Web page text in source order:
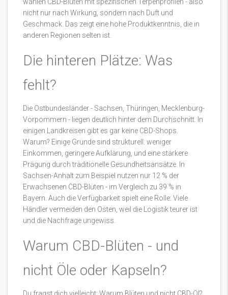
nicht nur nach Wirkung, sondern nach Duft und
Geschmack. Das zeigt eine hohe Produktkenntnis, die in
anderen Regionen selten ist.
Die hinteren Plätze: Was
fehlt?
Die Ostbundesländer - Sachsen, Thüringen, Mecklenburg-
Vorpommern - liegen deutlich hinter dem Durchschnitt. In
einigen Landkreisen gibt es gar keine CBD-Shops.
Warum? Einige Gründe sind strukturell: weniger
Einkommen, geringere Aufklärung, und eine stärkere
Prägung durch traditionelle Gesundheitsansätze. In
Sachsen-Anhalt zum Beispiel nutzen nur 12 % der
Erwachsenen CBD-Blüten - im Vergleich zu 39 % in
Bayern. Auch die Verfügbarkeit spielt eine Rolle: Viele
Händler vermeiden den Osten, weil die Logistik teurer ist
und die Nachfrage ungewiss.
Warum CBD-Blüten - und
nicht Öle oder Kapseln?
Du fragst dich vielleicht: Warum Blüten und nicht CBD-Öl?